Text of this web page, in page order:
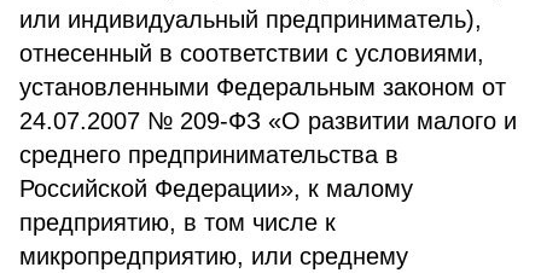
или индивидуальный предприниматель),
отнесенный в соответствии с условиями,
установленными Федеральным законом от
24.07.2007 № 209-ФЗ «О развитии малого и
среднего предпринимательства в
Российской Федерации», к малому
предприятию, в том числе к
микропредприятию, или среднему